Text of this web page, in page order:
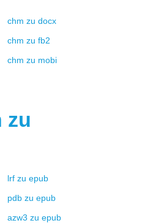
chm zu docx
chm zu fb2
chm zu mobi
zu
lrf zu epub
pdb zu epub
azw3 zu epub